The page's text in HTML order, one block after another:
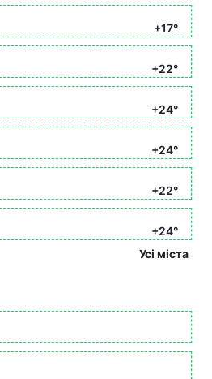
+17°
+22°
+24°
+24°
+22°
+24°
Усі міста